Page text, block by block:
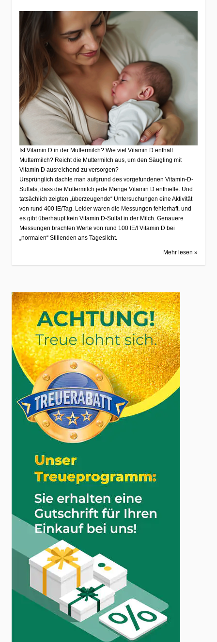
Ist Vitamin D in der Muttermilch? Wie viel Vitamin D enthält
Muttermilch? Reicht die Muttermilch aus, um den Säugling mit
Vitamin D ausreichend zu versorgen?
Ursprünglich dachte man aufgrund des vorgefundenen Vitamin-D-
Sulfats, dass die Muttermilch jede Menge Vitamin D enthielte. Und
tatsächlich zeigten „überzeugende“ Untersuchungen eine Aktivität
von rund 400 IE/Tag. Leider waren die Messungen fehlerhaft, und
es gibt überhaupt kein Vitamin D-Sulfat in der Milch. Genauere
Messungen brachten Werte von rund 100 IE/l Vitamin D bei
„normalen“ Stillenden ans Tageslicht.
Mehr lesen »